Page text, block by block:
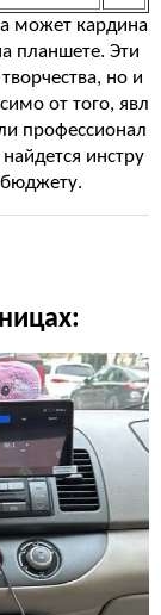
может кардина
планшете. Эти
но и
от того, явл
профессионал
инстру